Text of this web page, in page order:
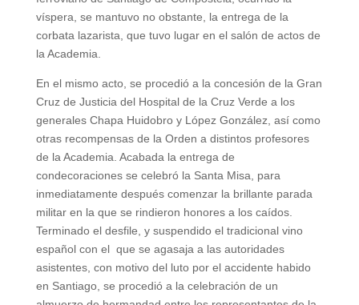
víspera, se mantuvo no obstante, la entrega de la
corbata lazarista, que tuvo lugar en el salón de actos de
la Academia.
En el mismo acto, se procedió a la concesión de la Gran
Cruz de Justicia del Hospital de la Cruz Verde a los
generales Chapa Huidobro y López González, así como
otras recompensas de la Orden a distintos profesores
de la Academia. Acabada la entrega de
condecoraciones se celebró la Santa Misa, para
inmediatamente después comenzar la brillante parada
militar en la que se rindieron honores a los caídos.
Terminado el desfile, y suspendido el tradicional vino
español con el que se agasaja a las autoridades
asistentes, con motivo del luto por el accidente habido
en Santiago, se procedió a la celebración de un